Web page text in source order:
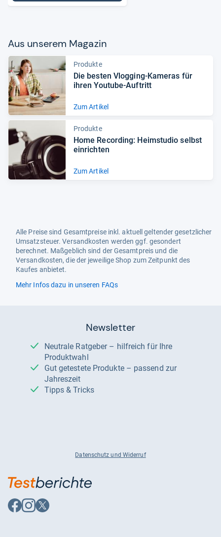
Aus unse­rem Maga­zin
Produkte
Die bes­ten Vlog­ging-​Kame­ras für
ihren You­tube-​Auf­tritt
Zum Artikel
Produkte
Home Recor­ding: Heim­stu­dio selbst
ein­rich­ten
Zum Artikel
Alle Preise sind Gesamtpreise inkl. aktuell geltender gesetzlicher
Umsatzsteuer. Versandkosten werden ggf. gesondert
berechnet. Maßgeblich sind der Gesamtpreis und die
Versandkosten, die der jeweilige Shop zum Zeitpunkt des
Kaufes anbietet.
Mehr Infos dazu in unseren FAQs
Newsletter
Neutrale Ratgeber – hilfreich für Ihre
Produktwahl
Gut getestete Produkte – passend zur
Jahreszeit
Tipps & Tricks
Datenschutz und Widerruf
Auf
Facebook
Auf
Instagram
Auf
X